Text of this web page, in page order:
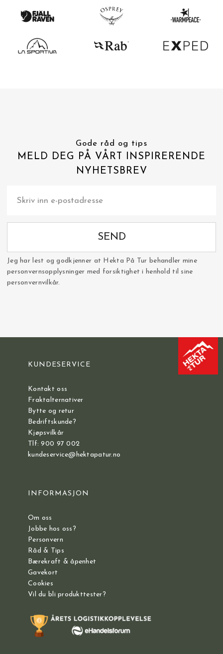
Gode råd og tips
MELD DEG PÅ VÅRT INSPIRERENDE
NYHETSBREV
SEND
Jeg har lest og godkjenner at Hekta På Tur behandler mine
personvernsopplysninger med forsiktighet i henhold til sine
personvernvilkår.
KUNDESERVICE
Kontakt oss
Fraktalternativer
Bytte og retur
Bedriftskunde?
Kjøpsvilkår
Tlf: 900 97 002
kundeservice@hektapatur.no
INFORMASJON
Om oss
Jobbe hos oss?
Personvern
Råd & Tips
Bærekraft & åpenhet
Gavekort
Cookies
Vil du bli produkttester?